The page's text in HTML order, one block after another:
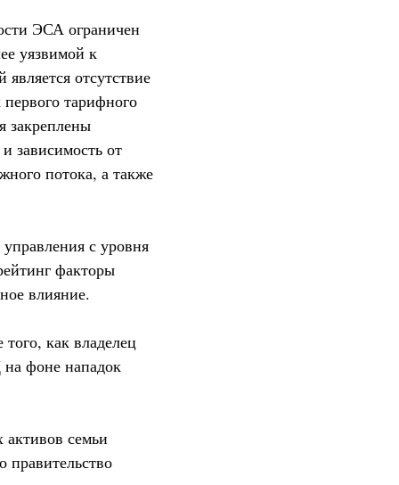
ЭСА ограничен
уязвимой к
отсутствие
тарифного
закреплены
зависимость от
потока, а также
с уровня
факторы
влияние.
как владелец
фоне нападок
семьи
правительство